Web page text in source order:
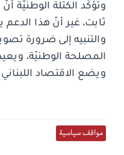
وتؤكّد الكتلة الوطنيّة
ثابت، غير أنّ هذا
والتنبيه إلى ضرورة
المصلحة الوطنيّة،
ويضع الاقتصاد
مواقف سياسية